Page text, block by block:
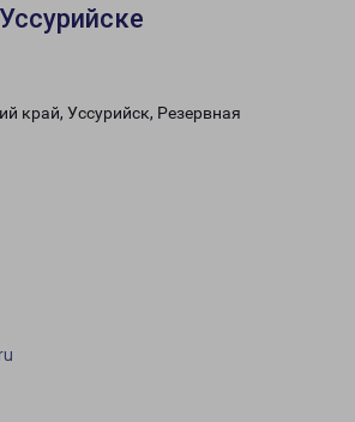
край, Уссурийск, Резервная